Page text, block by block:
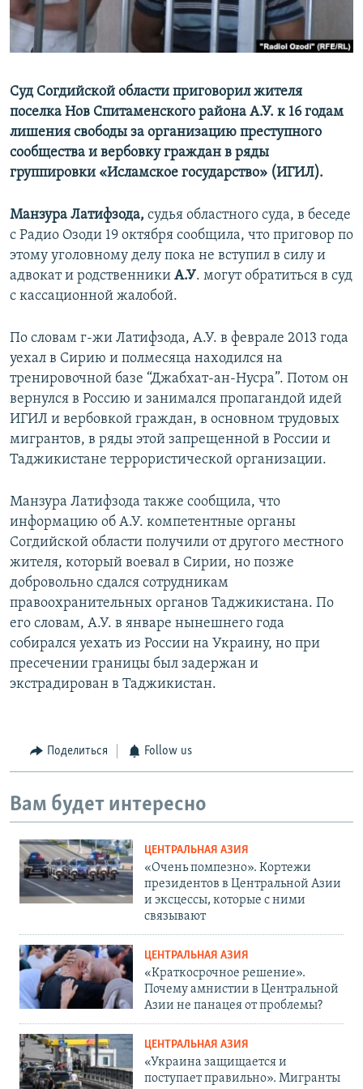
Суд Согдийской области приговорил жителя
поселка Нов Спитаменского района А.У. к 16 годам
лишения свободы за организацию преступного
сообщества и вербовку граждан в ряды
группировки «Исламское государство» (ИГИЛ).
Манзура Латифзода, судья областного суда, в беседе
с Радио Озоди 19 октября сообщила, что приговор по
этому уголовному делу пока не вступил в силу и
адвокат и родственники А.У. могут обратиться в суд
с кассационной жалобой.
По словам г-жи Латифзода, А.У. в феврале 2013 года
уехал в Сирию и полмесяца находился на
тренировочной базе “Джабхат-ан-Нусра”. Потом он
вернулся в Россию и занимался пропагандой идей
ИГИЛ и вербовкой граждан, в основном трудовых
мигрантов, в ряды этой запрещенной в России и
Таджикистане террористической организации.
Манзура Латифзода также сообщила, что
информацию об А.У. компетентные органы
Согдийской области получили от другого местного
жителя, который воевал в Сирии, но позже
добровольно сдался сотрудникам
правоохранительных органов Таджикистана. По
его словам, А.У. в январе нынешнего года
собирался уехать из России на Украину, но при
пресечении границы был задержан и
экстрадирован в Таджикистан.
Поделиться Follow us
Вам будет интересно
ЦЕНТРАЛЬНАЯ АЗИЯ
«Очень помпезно». Кортежи
президентов в Центральной Азии
и эксцессы, которые с ними
связывают
ЦЕНТРАЛЬНАЯ АЗИЯ
«Краткосрочное решение».
Почему амнистии в Центральной
Азии не панацея от проблемы?
ЦЕНТРАЛЬНАЯ АЗИЯ
«Украина защищается и
поступает правильно». Мигранты